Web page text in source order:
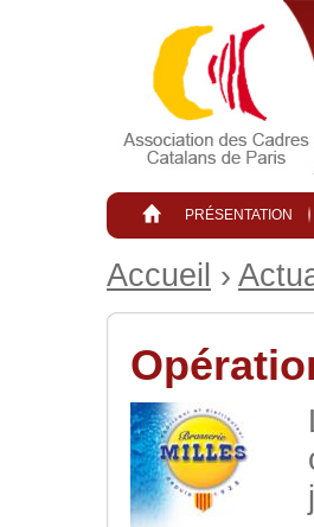
PRÉSENTATION
Accueil ›